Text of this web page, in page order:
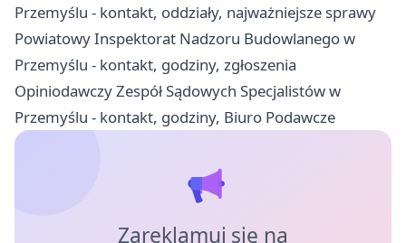
Przemyślu - kontakt, oddziały, najważniejsze sprawy
Powiatowy Inspektorat Nadzoru Budowlanego w
Przemyślu - kontakt, godziny, zgłoszenia
Opiniodawczy Zespół Sądowych Specjalistów w
Przemyślu - kontakt, godziny, Biuro Podawcze
Zareklamuj się na